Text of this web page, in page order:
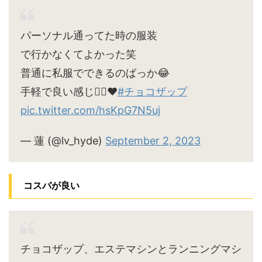
パーソナル通ってた時の服装
で行かなくてよかった笑
普通に私服でできるのばっか😂
手軽で良い感じ🙆‍♀️♥#チョコザップ
pic.twitter.com/hsKpG7N5uj
— 蓮 (@lv_hyde) September 2, 2023
コスパが良い
チョコザップ、エステマシンとランニングマシ